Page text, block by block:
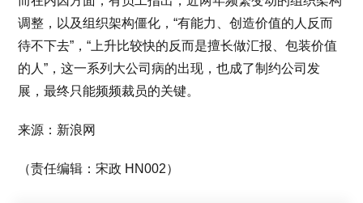
调整，以及组织架构僵化，“有能力、创造价值的人反而
待不下去”，“上升比较快的反而是擅长做汇报、包装价值
的人”，这一系列大公司病的出现，也成了制约公司发
展，最终只能频频裁员的关键。
来源：新浪网
（责任编辑：宋政 HN002）